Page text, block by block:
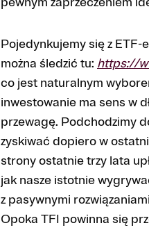
Pojedynkujemy się z ETF-
można śledzić tu: https://
co jest naturalnym
inwestowanie ma sens w
przewagę. Podchodzimy
zyskiwać dopiero w
strony ostatnie trzy lata
jak nasze istotnie
z pasywnymi
Opoka TFI powinna się